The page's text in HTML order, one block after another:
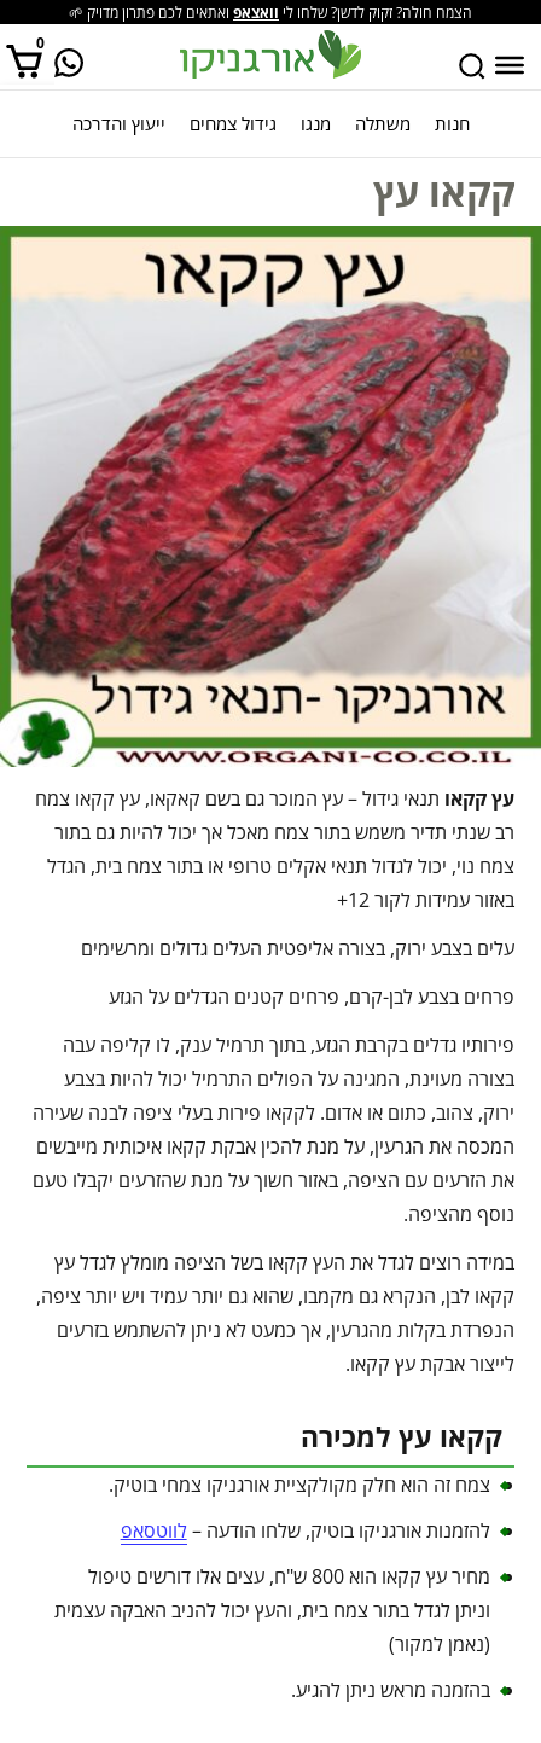
הצמח חולה? זקוק לדשן? שלחו לי וואצאפ ואתאים לכם פתרון מדויק 🌱
0
אין מוצרים בסל הקניות. חנות משתלה מנגו גידול צמחים ייעוץ והדרכה
קקאו עץ
עץ קקאו תנאי גידול – עץ המוכר גם בשם קאקאו, עץ קקאו צמח
רב שנתי תדיר משמש בתור צמח מאכל אך יכול להיות גם בתור
צמח נוי, יכול לגדול תנאי אקלים טרופי או בתור צמח בית, הגדל
באזור עמידות לקור 12+
עלים בצבע ירוק, בצורה אליפטית העלים גדולים ומרשימים
פרחים בצבע לבן-קרם, פרחים קטנים הגדלים על הגזע
פירותיו גדלים בקרבת הגזע, בתוך תרמיל ענק, לו קליפה עבה
בצורה מעוינת, המגינה על הפולים התרמיל יכול להיות בצבע
ירוק, צהוב, כתום או אדום. לקקאו פירות בעלי ציפה לבנה שעירה
המכסה את הגרעין, על מנת להכין אבקת קקאו איכותית מייבשים
את הזרעים עם הציפה, באזור חשוך על מנת שהזרעים יקבלו טעם
נוסף מהציפה.
במידה רוצים לגדל את העץ קקאו בשל הציפה מומלץ לגדל עץ
קקאו לבן, הנקרא גם מקמבו, שהוא גם יותר עמיד ויש יותר ציפה,
הנפרדת בקלות מהגרעין, אך כמעט לא ניתן להשתמש בזרעים
לייצור אבקת עץ קקאו.
קקאו עץ למכירה
צמח זה הוא חלק מקולקציית אורגניקו צמחי בוטיק.
להזמנות אורגניקו בוטיק, שלחו הודעה –לווטסאפ
מחיר עץ קקאו הוא 800 ש"ח, עצים אלו דורשים טיפול
וניתן לגדל בתור צמח בית, והעץ יכול להניב האבקה עצמית
(נאמן למקור)
בהזמנה מראש ניתן להגיע.